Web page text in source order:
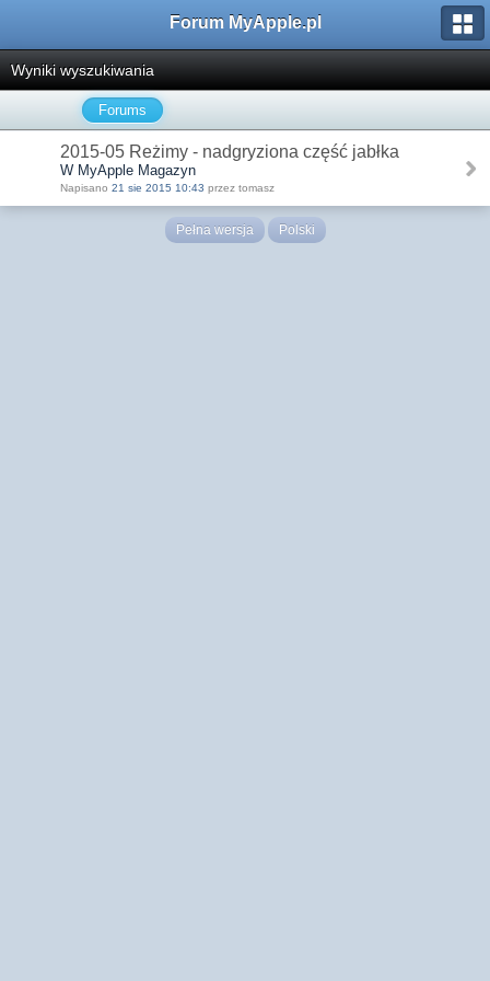
Forum MyApple.pl
Wyniki wyszukiwania
Forums
2015-05 Reżimy - nadgryziona część jabłka
W MyApple Magazyn
Napisano 21 sie 2015 10:43 przez tomasz
Pełna wersja Polski